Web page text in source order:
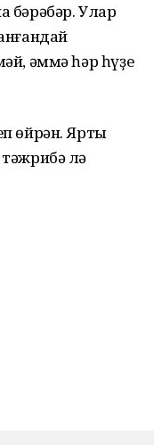
бәрәбәр. Улар
әммә һәр һүҙе
өйрән. Ярты
лә